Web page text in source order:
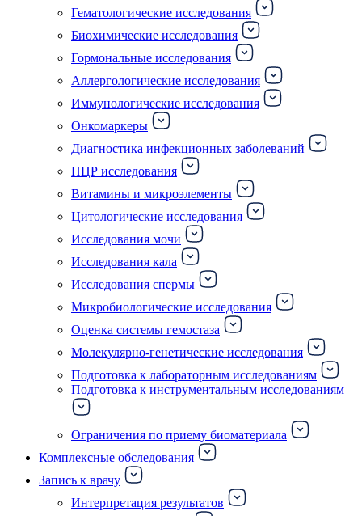
Гематологические исследования
Биохимические исследования
Гормональные исследования
Аллергологические исследования
Иммунологические исследования
Онкомаркеры
Диагностика инфекционных заболеваний
ПЦР исследования
Витамины и микроэлементы
Цитологические исследования
Исследования мочи
Исследования кала
Исследования спермы
Микробиологические исследования
Оценка системы гемостаза
Молекулярно-генетические исследования
Подготовка к лабораторным исследованиям
Подготовка к инструментальным исследованиям
Ограничения по приему биоматериала
Комплексные обследования
Запись к врачу
Интерпретация результатов